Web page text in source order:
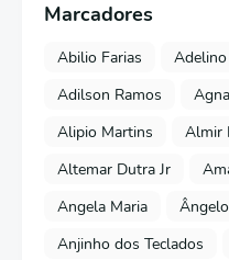
Marcadores
Abilio Farias
Adilson Ramos
Alipio Martins
Almir
Altemar Dutra Jr
Angela Maria
Anjinho dos Teclados